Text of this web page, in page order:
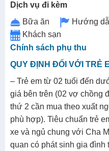
Dịch vụ đi kèm
Bữa ăn
Hướng
Khách sạn
Chính sách phụ thu
QUY ĐỊNH ĐỐI VỚI TRẺ
– Trẻ em từ 02 tuổi đến
giá bên trên (02 vợ chồng
thứ 2 cần mua theo xuất
phù hợp). Tiêu chuẩn trẻ
xe và ngủ chung với Cha
quan có phát sinh gia đình